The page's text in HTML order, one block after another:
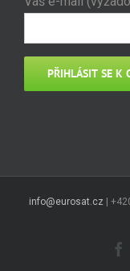
info@eurosat.cz|